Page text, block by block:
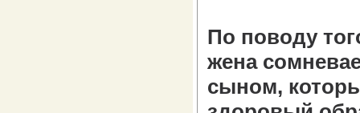
По поводу
жена
сыном,